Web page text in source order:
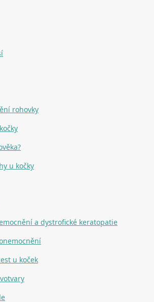
rohovky
u kočky
a dystrofické keratopatie
u koček